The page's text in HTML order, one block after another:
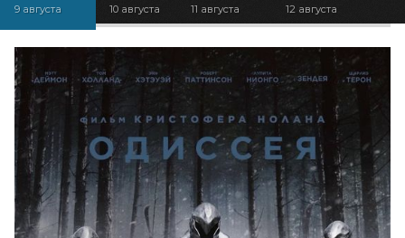
9 августа 10 августа 11 августа 12 августа